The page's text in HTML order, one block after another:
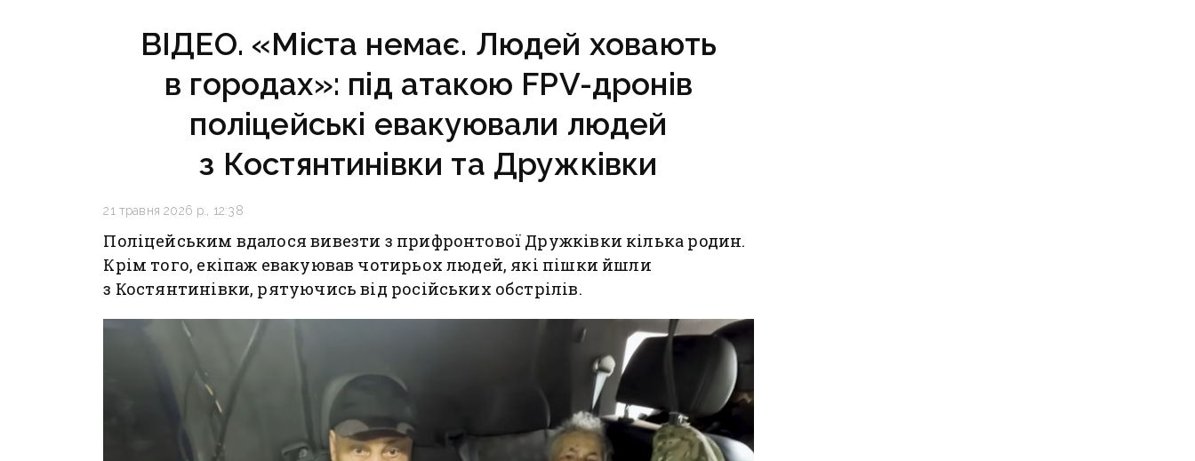
та Слов’янську
ВІДЕО. «Міста немає. Людей ховають
в городах»: під атакою FPV-дронів
поліцейські евакуювали людей
з Костянтинівки та Дружківки
21 травня 2026 р., 12:38
Поліцейським вдалося вивезти з прифронтової Дружківки кілька родин.
Крім того, екіпаж евакуював чотирьох людей, які пішки йшли
з Костянтинівки, рятуючись від російських обстрілів.